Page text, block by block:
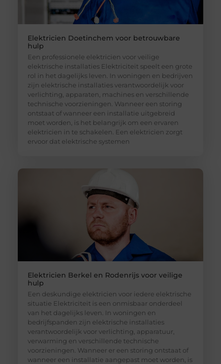
Elektricien Doetinchem voor betrouwbare
hulp
Een professionele elektricien voor veilige
elektrische installaties Elektriciteit speelt een grote
rol in het dagelijks leven. In woningen en bedrijven
zijn elektrische installaties verantwoordelijk voor
verlichting, apparaten, machines en verschillende
technische voorzieningen. Wanneer een storing
ontstaat of wanneer een installatie uitgebreid
moet worden, is het belangrijk om een ervaren
elektricien in te schakelen. Een elektricien zorgt
ervoor dat elektrische systemen
Elektricien Berkel en Rodenrijs voor veilige
hulp
Een deskundige elektricien voor iedere elektrische
situatie Elektriciteit is een onmisbaar onderdeel
van het dagelijks leven. In woningen en
bedrijfspanden zijn elektrische installaties
verantwoordelijk voor verlichting, apparatuur,
verwarming en verschillende technische
voorzieningen. Wanneer er een storing ontstaat of
wanneer een installatie aangepast moet worden, is